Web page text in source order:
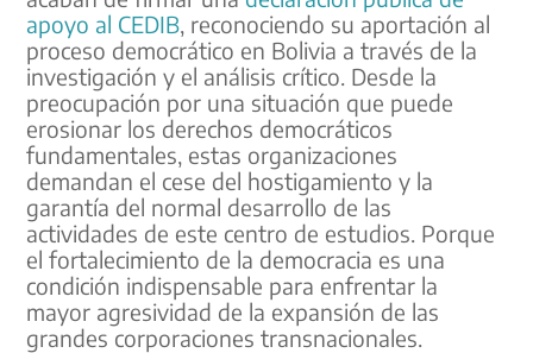
apoyo al CEDIB , reconociendo su aportación al
proceso democrático en Bolivia a través de la
investigación y el análisis crítico. Desde la
preocupación por una situación que puede
erosionar los derechos democráticos
fundamentales, estas organizaciones
demandan el cese del hostigamiento y la
garantía del normal desarrollo de las
actividades de este centro de estudios. Porque
el fortalecimiento de la democracia es una
condición indispensable para enfrentar la
mayor agresividad de la expansión de las
grandes corporaciones transnacionales.